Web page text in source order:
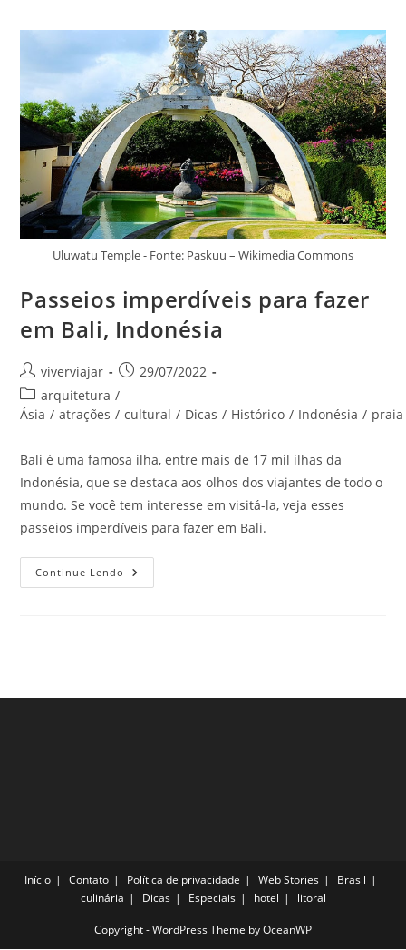
Uluwatu Temple - Fonte: Paskuu – Wikimedia Commons
Passeios imperdíveis para fazer
em Bali, Indonésia
Autor
do
post:
viverviajar
Post
publicado:
29/07/2022
Categoria
do
arquitetura /
Ásia / atrações / cultural / Dicas / Histórico / Indonésia / praia
Bali é uma famosa ilha, entre mais de 17 mil ilhas da
Indonésia, que se destaca aos olhos dos viajantes de todo o
mundo. Se você tem interesse em visitá-la, veja esses
passeios imperdíveis para fazer em Bali.
Continue Lendo Passeios
Imperdíveis
Início Contato Política de privacidade Web Stories
Brasil
culinária
Dicas Especiais hotel litoral
Copyright - WordPress Theme by OceanWP